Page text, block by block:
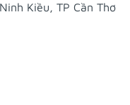
Kiều, TP Cần Thơ